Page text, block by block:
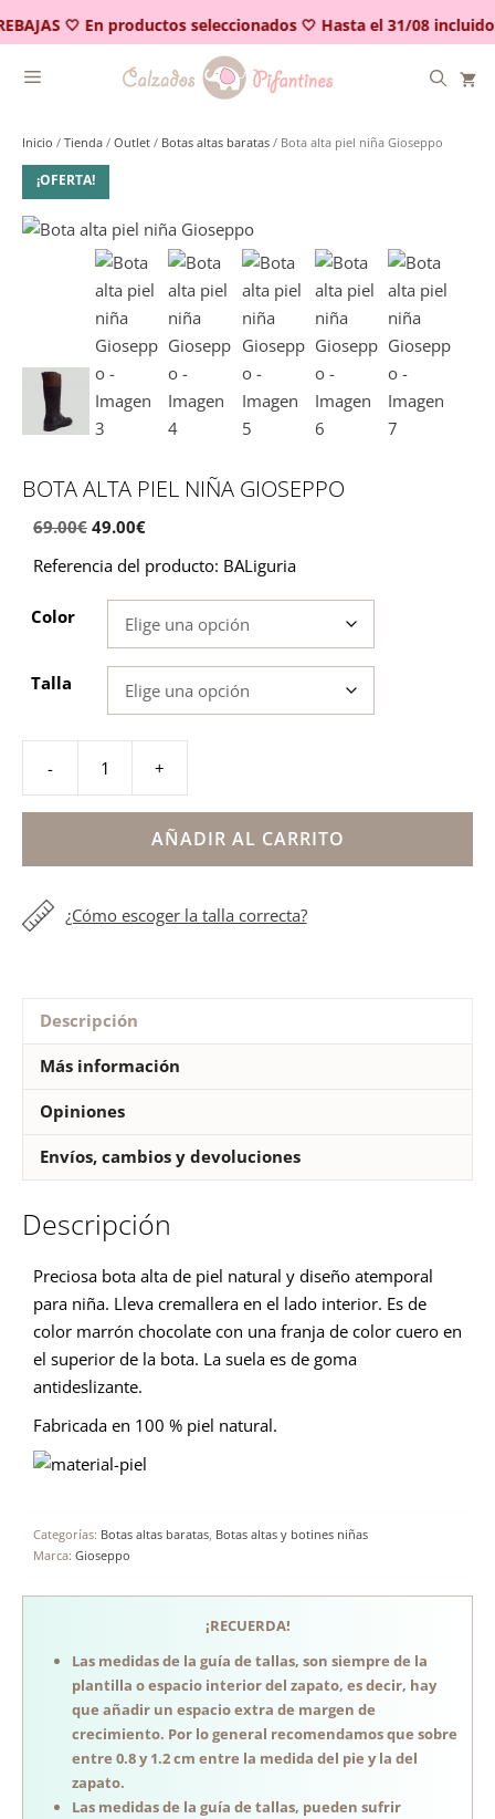
🤍 En productos seleccionados 🤍 Hasta el 31/08 incluido
al
contenido
Inicio / Tienda / Outlet / Botas altas baratas / Bota alta piel niña Gioseppo
¡OFERTA!
BOTA ALTA PIEL NIÑA GIOSEPPO
69.00€ 49.00€
Referencia del producto: BALiguria
Color
Talla
-
alta
piel
niña
cantidad
+
AÑADIR AL CARRITO
¿Cómo escoger la talla correcta?
Descripción
Más información
Opiniones
Envíos, cambios y devoluciones
Descripción
Preciosa bota alta de piel natural y diseño atemporal
para niña. Lleva cremallera en el lado interior. Es de
color marrón chocolate con una franja de color cuero en
el superior de la bota. La suela es de goma
antideslizante.
Fabricada en 100 % piel natural.
Categorías: Botas altas baratas Botas altas y botines niñas
Marca: Gioseppo
¡RECUERDA!
Las medidas de la guía de tallas, son siempre de la
plantilla o espacio interior del zapato, es decir, hay
que añadir un espacio extra de margen de
crecimiento. Por lo general recomendamos que sobre
entre 0.8 y 1.2 cm entre la medida del pie y la del
zapato.
Las medidas de la guía de tallas, pueden sufrir